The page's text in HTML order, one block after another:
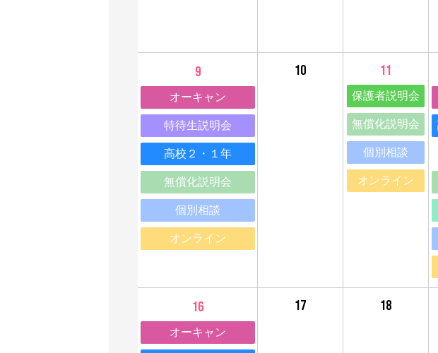
9
オーキャン
特待生説明会
高校２・１年
無償化説明会
個別相談
オンライン
10 11
保護者説明会
無償化説明会
個別相談
オンライン
16
オーキャン
17 18